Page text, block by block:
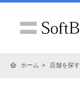
ホーム 店舗を探す